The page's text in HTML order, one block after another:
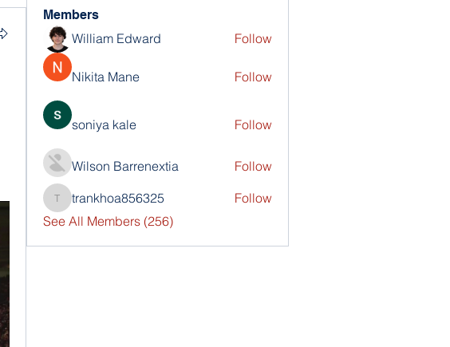
Members
William Edward Follow
Nikita Mane Follow
soniya kale Follow
Wilson Barrenextia Follow
trankhoa856325
trankhoa856325
Follow
See All Members (256)